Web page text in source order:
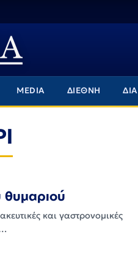
MEDIA ΔΙΕΘΝΗ
θυμαριού
και γαστρονομικές